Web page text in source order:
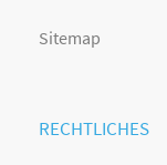
Sitemap
RECHTLICHES